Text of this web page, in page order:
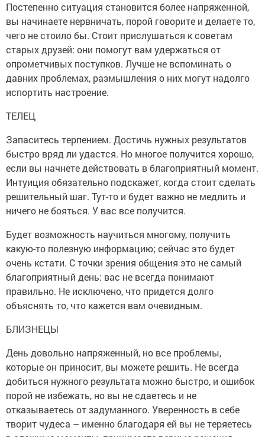
Постепенно ситуация становится более напряженной,
вы начинаете нервничать, порой говорите и делаете то,
чего не стоило бы. Стоит прислушаться к советам
старых друзей: они помогут вам удержаться от
опрометчивых поступков. Лучше не вспоминать о
давних проблемах, размышления о них могут надолго
испортить настроение.
ТЕЛЕЦ
Запаситесь терпением. Достичь нужных результатов
быстро вряд ли удастся. Но многое получится хорошо,
если вы начнете действовать в благоприятный момент.
Интуиция обязательно подскажет, когда стоит сделать
решительный шаг. Тут-то и будет важно не медлить и
ничего не бояться. У вас все получится.
Будет возможность научиться многому, получить
какую-то полезную информацию; сейчас это будет
очень кстати. С точки зрения общения это не самый
благоприятный день: вас не всегда понимают
правильно. Не исключено, что придется долго
объяснять то, что кажется вам очевидным.
БЛИЗНЕЦЫ
День довольно напряженный, но все проблемы,
которые он приносит, вы можете решить. Не всегда
добиться нужного результата можно быстро, и ошибок
порой не избежать, но вы не сдаетесь и не
отказываетесь от задуманного. Уверенность в себе
творит чудеса – именно благодаря ей вы не теряетесь